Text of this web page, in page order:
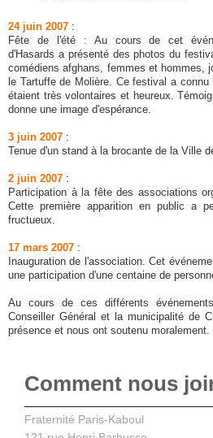
24 juin 2007 :
Fête de l'été : Au cours de cet
d'Hasards a présenté des photos du
comédiens afghans, femmes et hommes,
le Tartuffe de Molière. Ce festival a
étaient très volontaires et heureux.
donne une image d'espérance.
3 juin 2007 :
Tenue d'un stand à la brocante de la Ville
2 juin 2007 :
Participation à la fête des associations
Cette première apparition en public a
fructueux.
17 mars 2007 :
Inauguration de l'association. Cet
une participation d'une centaine de
Au cours de ces différents
Conseiller Général et la municipalité de
présence et nous ont soutenu moralement.
Comment nous
Fraternité Paris-Kaboul